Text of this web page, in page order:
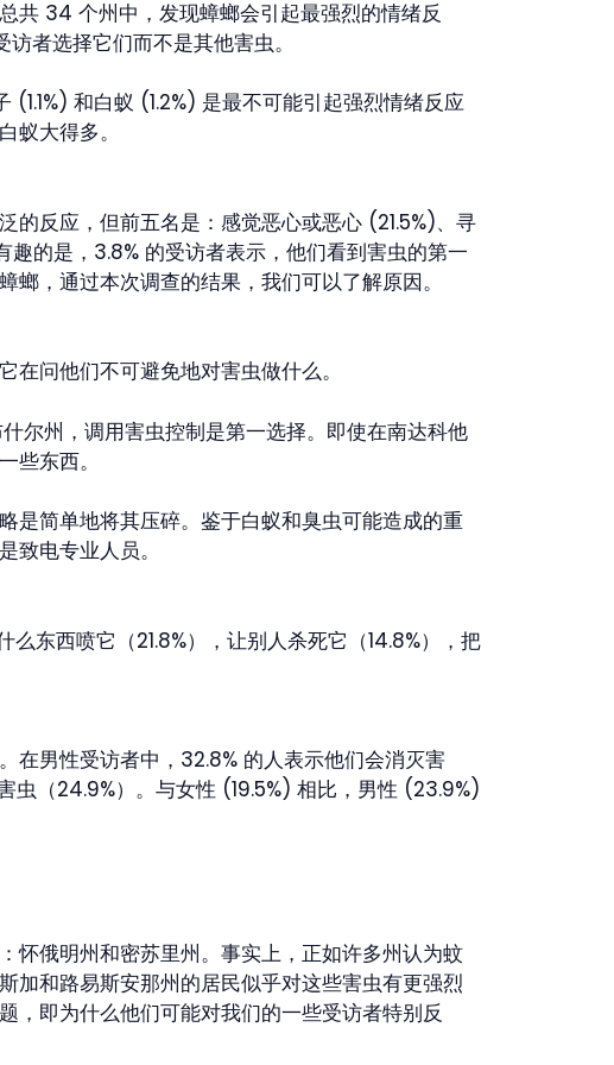
共 34 个州中，发现蟑螂会引起最强烈的情绪反
者选择它们而不是其他害虫。
和白蚁 (1.2%) 是最不可能引起强烈情绪反应
蚁大得多。
的反应，但前五名是：感觉恶心或恶心 (21.5%)、寻
的是，3.8% 的受访者表示，他们看到害虫的第一
，通过本次调查的结果，我们可以了解原因。
问他们不可避免地对害虫做什么。
尔州，调用害虫控制是第一选择。即使在南达科他
些东西。
是简单地将其压碎。鉴于白蚁和臭虫可能造成的重
电专业人员。
东西喷它（21.8%），让别人杀死它（14.8%），把
在男性受访者中，32.8% 的人表示他们会消灭害
虫（24.9%）。与女性 (19.5%) 相比，男性 (23.9%)
怀俄明州和密苏里州。事实上，正如许多州认为蚊
加和路易斯安那州的居民似乎对这些害虫有更强烈
，即为什么他们可能对我们的一些受访者特别反